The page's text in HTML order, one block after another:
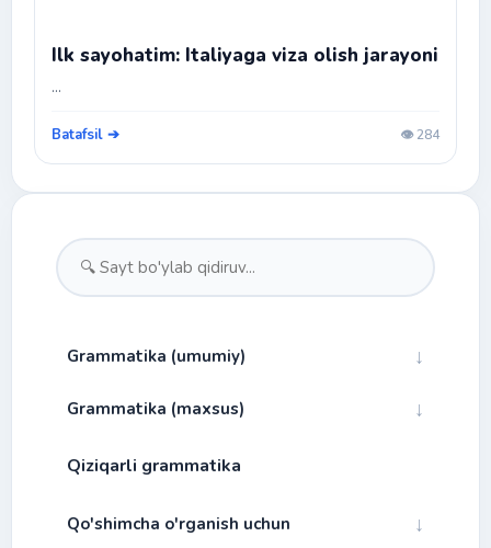
Ilk sayohatim: Italiyaga viza olish jarayoni
...
Batafsil ➔ 👁️ 284
Grammatika (umumiy) ↓
Fonetika ↓
Alibfo va talaffuz
Bo'g'in
Morfologiya
Ot
Fe'l mayllari ↓
Grammatika (maxsus) ↓
Bog'lovchilar
Gap turlari
Qiziqarli grammatika
Qo'shimcha o'rganish uchun ↓